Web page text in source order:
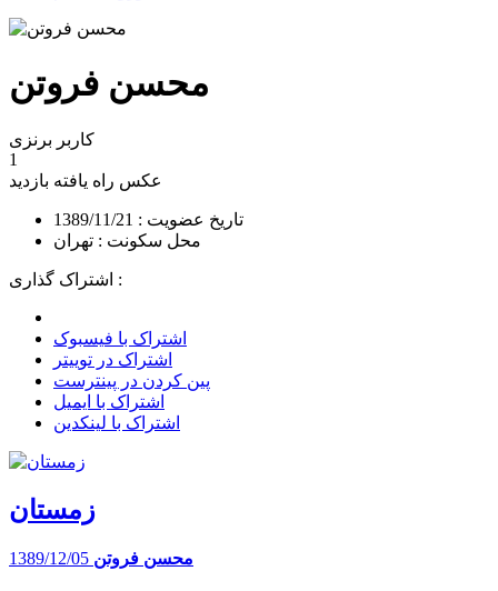
محسن فروتن
کاربر برنزی
1
عکس راه یافته بازدید
تاریخ عضویت : 1389/11/21
محل سکونت : تهران
اشتراک گذاری :
اشتراک با فیسبوک
اشتراک در توییتر
پین کردن در پینترست
اشتراک با ایمیل
اشتراک با لینکدین
زمستان
محسن فروتن 1389/12/05